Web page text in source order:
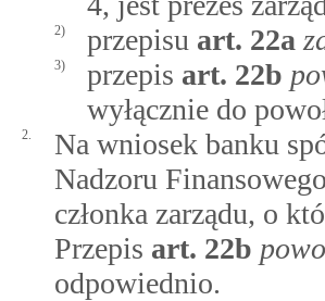
2) przepisu art. 22a
3) przepis art. 22b
wyłącznie do
2.
Na wniosek banku
Nadzoru
członka zarządu, o
Przepis art. 22b
odpowiednio.